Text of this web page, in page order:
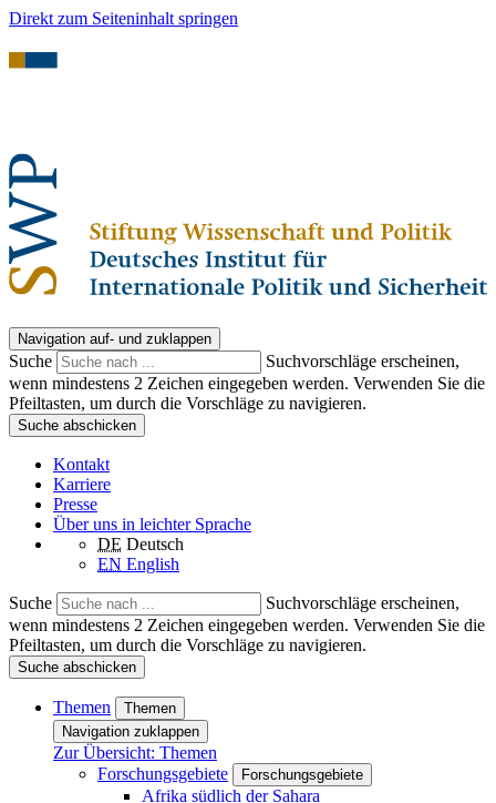
Direkt zum Seiteninhalt springen
Navigation auf- und zuklappen
Suche
Suchvorschläge erscheinen,
wenn mindestens 2 Zeichen eingegeben werden. Verwenden Sie die
Pfeiltasten, um durch die Vorschläge zu navigieren.
Suche abschicken
Kontakt
Karriere
Presse
Über uns in leichter Sprache
DE Deutsch
EN English
Suche
Suchvorschläge erscheinen,
wenn mindestens 2 Zeichen eingegeben werden. Verwenden Sie die
Pfeiltasten, um durch die Vorschläge zu navigieren.
Suche abschicken
Themen
Themen
Navigation zuklappen
Zur Übersicht: Themen
Forschungsgebiete
Forschungsgebiete
Afrika südlich der Sahara